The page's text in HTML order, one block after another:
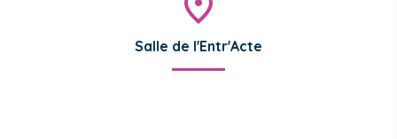
Salle de l'Entr'Acte